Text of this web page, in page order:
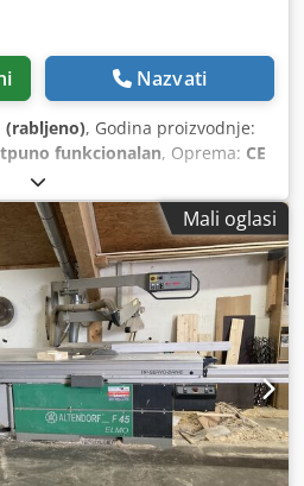
x 1800 mm (visina) Sveukupne
Nazvati
(rabljeno), Godina proizvodnje:
funkcionalan, Oprema: CE
pilu za rezanje ploča
Stroj je u savršenom stanju,
je probna upotreba do kraja
za cijenu. Opis stroja: F45
s podizanjem i nagibom glavne
- motor 5,5 kW - 3400, 5000
– CNC podešavanje s
bilješke - pomak 3200 mm,
Dodpfxezrtb Ns Ad Seck -
na poprečnom
graničnik 1300 mm -
daljinski upravljač
Mali oglasi